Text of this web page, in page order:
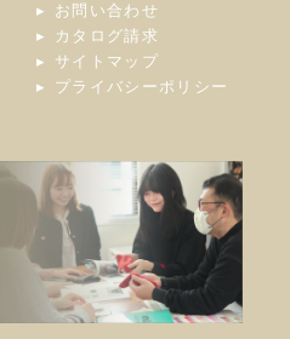
お問い合わせ
カタログ請求
サイトマップ
プライバシーポリシー